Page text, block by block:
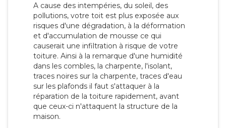
A cause des intempéries, du soleil, des
pollutions, votre toit est plus exposée aux
risques d'une dégradation, à la déformation
et d'accumulation de mousse ce qui
causerait une infiltration à risque de votre
toiture. Ainsi à la remarque d'une humidité
dans les combles, la charpente, l'isolant,
traces noires sur la charpente, traces d'eau
sur les plafonds il faut s'attaquer à la
réparation de la toiture rapidement, avant
que ceux-ci n'attaquent la structure de la
maison.